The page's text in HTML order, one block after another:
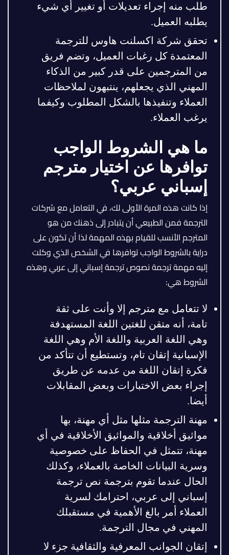
طلب منه إجراء تعديلات أو تغيير أي شيء
يطلبه العميل.
تحقق شركة اكسلنت هاوس للترجمة
المعتمدة كل رغبات العميل، وتضم فريق
من المترجمين على قدر كبير من الذكاء
المهني الذي يجعلهم، ينتبهون لملاحظات
العملاء وتنفيذها بالشكل المطلوب وكيفما
يرغب العملاء.
ما هي الشروط الواجب
توافرها عن اختيار مترجم
إسباني عربي؟
إذا كانت هذه المرة الأولى لك، في التعامل مع شركات
الترجمة فمن الطبيعي أن يتبادر إلى ذهنك من هو
المترجم الأنسب للقيام بهذه المهمة لذا أن تكون على
دراية بالشروط الواجب توافرها في الشخص الذي وكلت
إليه مهمة ترجمة نصوص ترجمة إسباني إلى عربي وهذه
الشروط هي:
لا تتعامل مع مترجم إلا وأنت على ثقة
تامة، أنه متقن للغتين اللغة المستهدفة
وهي اللغة العربية واللغة الأم وهي اللغة
الإسبانية إتقان تام، وتستطيع أن تتأكد من
فكرة إتقان اللغة من عدمه عن طريق
إجراء بعض الاختبارات وبعض المقابلات
أيضا.
مهنة الترجمة مثلها مثل أي مهنة، بها
مواثيق أخلاقية والمواثيق الأخلاقية في أي
مهنة، تتمثل في الحفاظ على خصوصية
وسرية البيانات الخاصة بالعملاء، وكذلك
الحال عندما تقوم بترجمة نص ترجمة
إسباني إلى عربي، احترامك لسرية
العملاء أمر بالغ الأهمية في مستقبلك
المهني في مجال الترجمة.
إتقان الجوانب المعرفية والثقافية جزء لا